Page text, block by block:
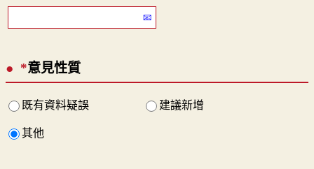
*意見性質
既有資料疑誤 建議新增
其他